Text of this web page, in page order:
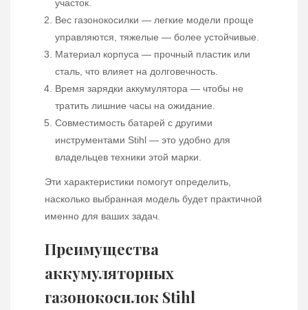
участок.
Вес газонокосилки — легкие модели проще
управляются, тяжелые — более устойчивые.
Материал корпуса — прочный пластик или
сталь, что влияет на долговечность.
Время зарядки аккумулятора — чтобы не
тратить лишние часы на ожидание.
Совместимость батарей с другими
инструментами Stihl — это удобно для
владельцев техники этой марки.
Эти характеристики помогут определить,
насколько выбранная модель будет практичной
именно для ваших задач.
Преимущества
аккумуляторных
газонокосилок Stihl